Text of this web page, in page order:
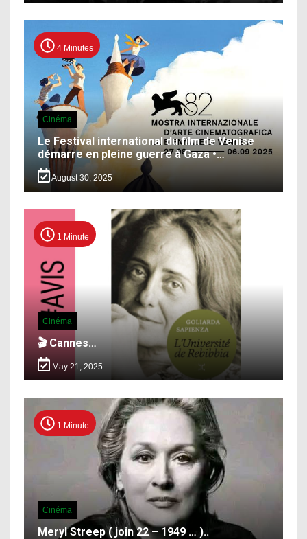
4 Minutes
Cinéma
Le Festival international du film de Venise
démarre en pleine guerre à Gaza •…
August 30, 2025
1 Minute
Cinéma
🎬 Cannes…
May 21, 2025
1 Minute
Cinéma
Meryl Streep ( join 22 – 1949 … )..